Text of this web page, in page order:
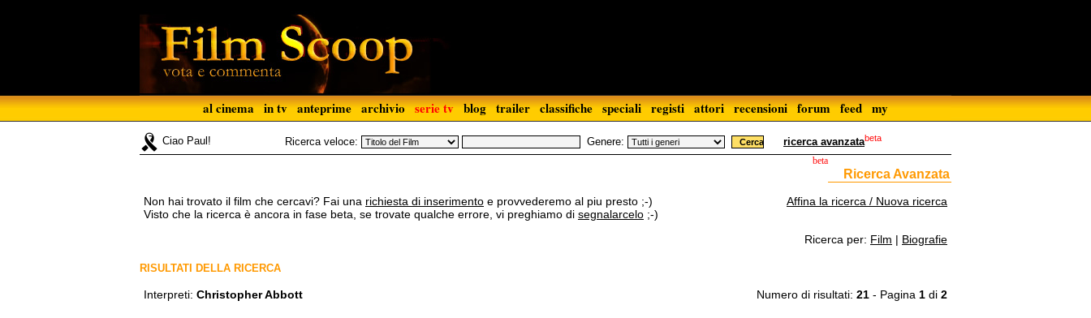
al cinema in tv anteprime archivio serie tv blog trailer classifiche speciali registi attori recensioni forum feed my
Ciao Paul! Ricerca veloce: Genere: ricerca avanzatabeta
Ricerca Avanzata
beta
Affina la ricerca / Nuova ricerca
Non hai trovato il film che cercavi? Fai una richiesta di inserimento e provvederemo al piu presto ;-)
Visto che la ricerca è ancora in fase beta, se trovate qualche errore, vi preghiamo di segnalarcelo ;-)
Ricerca per: Film | Biografie
RISULTATI DELLA RICERCA
Numero di risultati: 21 - Pagina 1 di 2
Interpreti: Christopher Abbott